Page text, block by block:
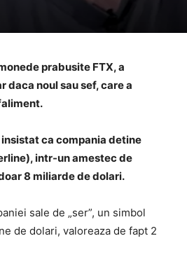
prabusite FTX, a
daca noul sau sef, care a
ca compania detine
intr-un amestec de
8 miliarde de dolari.
sale de „ser”, un simbol
de dolari, valoreaza de fapt 2